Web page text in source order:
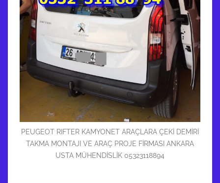
PEUGEOT RIFTER KAMYONET ARAÇLARA ÇEKİ DEMİRİ
TAKMA MONTAJI VE ARAÇ PROJE FİRMASI ANKARA
USTA MÜHENDİSLİK 05323118894